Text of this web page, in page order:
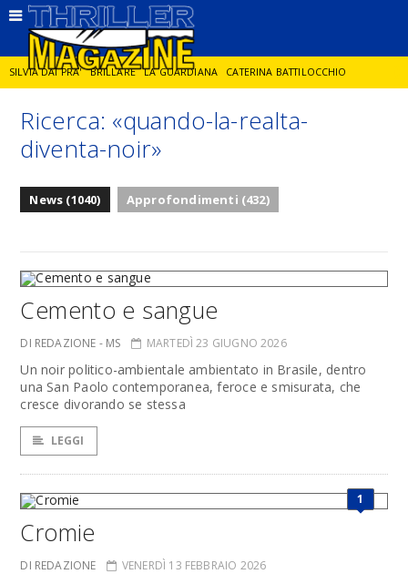
SILVIA DAI PRA' BRILLARE LA GUARDIANA CATERINA BATTILOCCHIO
JORGE DIAZ LA SPIA DELITTO IN CORNICE GIANCARLO DE CATALDO
DIEGO ZANDEL GLI ANNI DI PIETRA
Ricerca: «quando-la-realta-
diventa-noir»
News (1040) Approfondimenti (432)
Cemento e sangue
DI REDAZIONE - MS MARTEDÌ 23 GIUGNO 2026
Un noir politico-ambientale ambientato in Brasile, dentro
una San Paolo contemporanea, feroce e smisurata, che
cresce divorando se stessa
LEGGI
1
Cromie
DI REDAZIONE VENERDÌ 13 FEBBRAIO 2026